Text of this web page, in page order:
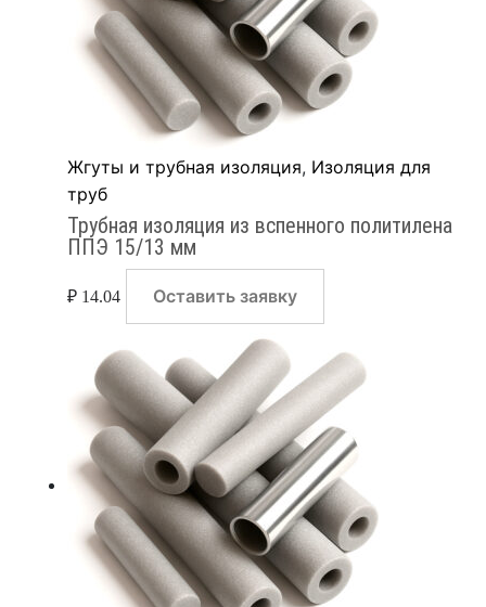
Жгуты и трубная изоляция, Изоляция для
труб
Трубная изоляция из вспенного политилена
ППЭ 15/13 мм
₽ 14.04 Оставить заявку